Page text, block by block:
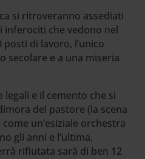
si ritroveranno assediati
inferociti che vedono nel
di lavoro, l’unico
secolare e a una miseria
legali e il cemento che si
del pastore (la scena
un’esiziale orchestra
gli anni e l’ultima,
rifiutata sarà di ben 12